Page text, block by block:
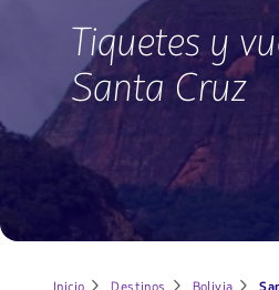
Tiquetes y
Santa Cruz